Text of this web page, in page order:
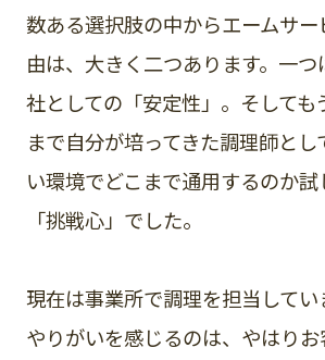
数ある選択肢の中からエームサ
由は、大きく二つあります。一
社としての「安定性」。そしても
まで自分が培ってきた調理師と
い環境でどこまで通用するのか試
「挑戦心」でした。
現在は事業所で調理を担当して
やりがいを感じるのは、やはりお